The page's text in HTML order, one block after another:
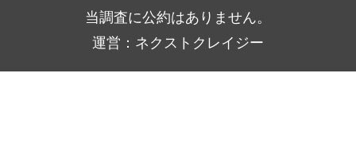
当調査に公約はありません。
運営：ネクストクレイジー